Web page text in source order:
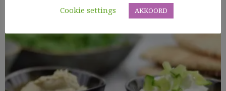
Cookie settings
AKKOORD